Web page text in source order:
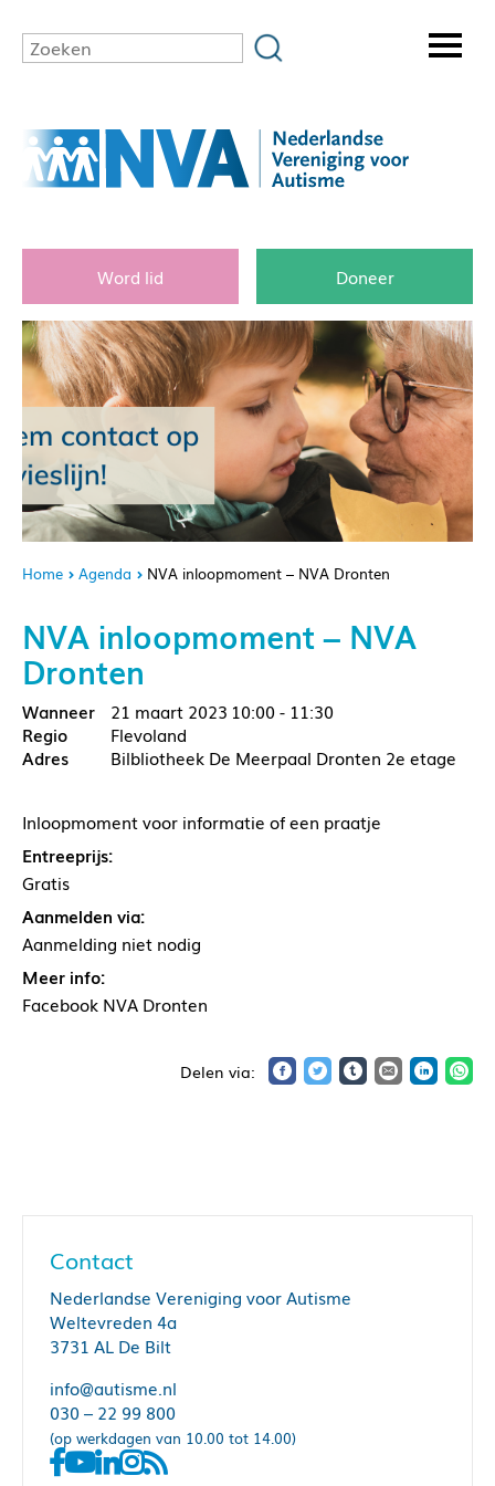
Word lid Doneer
Home Agenda NVA inloopmoment – NVA Dronten
NVA inloopmoment – NVA
Dronten
21 maart 2023 10:00 - 11:30
Flevoland
Bilbliotheek De Meerpaal Dronten 2e etage
Inloopmoment voor informatie of een praatje
Entreeprijs:
Gratis
Aanmelden via:
Aanmelding niet nodig
Meer info:
Facebook NVA Dronten
Contact
Nederlandse Vereniging voor Autisme
Weltevreden 4a
3731 AL De Bilt
info@autisme.nl
030 – 22 99 800
(op werkdagen van 10.00 tot 14.00)